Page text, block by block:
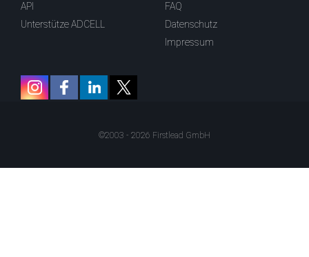
API
Unterstütze ADCELL
FAQ
Datenschutz
Impressum
©2003 - 2026 Firstlead GmbH